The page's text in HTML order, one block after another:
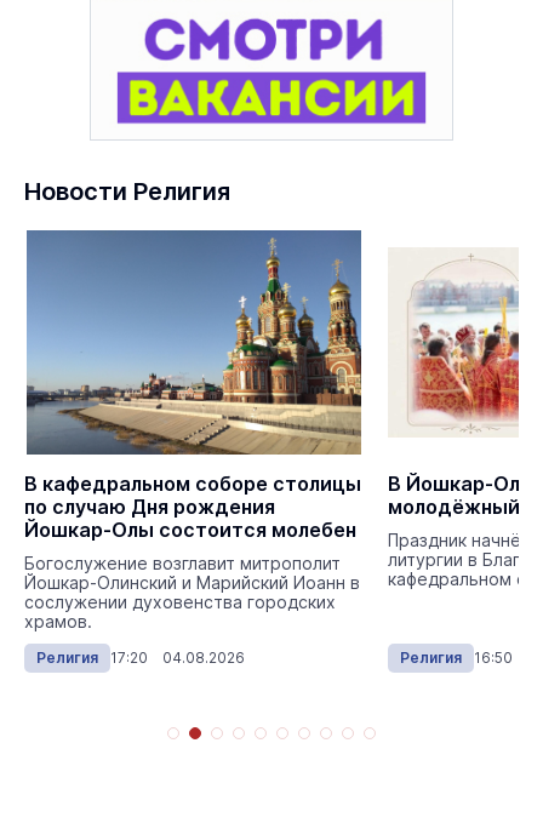
Новости Религия
В кафедральном соборе столицы
по случаю Дня рождения
Йошкар-Олы состоится молебен
Богослужение возглавит митрополит
Йошкар-Олинский и Марийский Иоанн в
сослужении духовенства городских
храмов.
Религия 17:20 04.08.2026
В Йошкар-Оле
молодёжный
Праздник
литургии в
кафедральном
Религия 16:50